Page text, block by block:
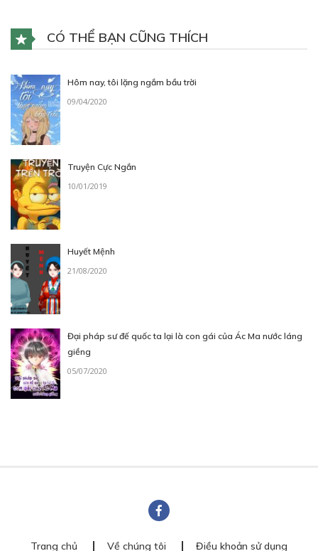
CÓ THỂ BẠN CŨNG THÍCH
Hôm nay, tôi lặng ngắm bầu trời
09/04/2020
Truyện Cực Ngắn
10/01/2019
Huyết Mệnh
21/08/2020
Đại pháp sư đế quốc ta lại là con gái của Ác Ma nước láng
giềng
05/07/2020
Trang chủ Về chúng tôi Điều khoản sử dụng